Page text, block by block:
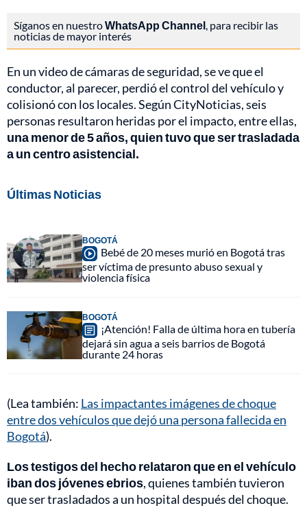
Síganos en nuestroWhatsApp Channel, para recibir las
noticias de mayor interés
En un video de cámaras de seguridad, se ve que el
conductor, al parecer, perdió el control del vehículo y
colisionó con los locales. Según CityNoticias, seis
personas resultaron heridas por el impacto, entre ellas,
una menor de 5 años, quien tuvo que ser trasladada
a un centro asistencial.
Últimas Noticias
BOGOTÁ
Bebé de 20 meses murió en Bogotá tras
ser víctima de presunto abuso sexual y
violencia física
BOGOTÁ
¡Atención! Falla de última hora en tubería
dejará sin agua a seis barrios de Bogotá
durante 24 horas
(Lea también: Las impactantes imágenes de choque
entre dos vehículos que dejó una persona fallecida en
Bogotá).
Los testigos del hecho relataron que en el vehículo
iban dos jóvenes ebrios, quienes también tuvieron
que ser trasladados a un hospital después del choque.